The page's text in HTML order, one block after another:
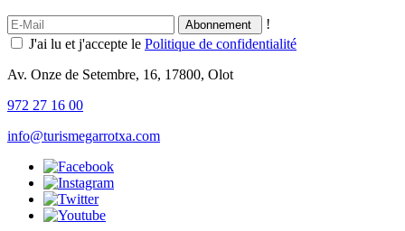
!
J'ai lu et j'accepte le Politique de confidentialité
Av. Onze de Setembre, 16, 17800, Olot
972 27 16 00
info@turismegarrotxa.com